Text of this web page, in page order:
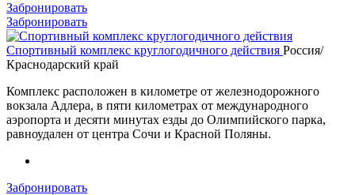
Забронировать
Забронировать
Спортивный комплекс круглогодичного действия Россия/
Краснодарский край
Комплекс расположен в километре от железнодорожного
вокзала Адлера, в пяти километрах от международного
аэропорта и десяти минутах езды до Олимпийского парка,
равноудален от центра Сочи и Красной Поляны.
Забронировать